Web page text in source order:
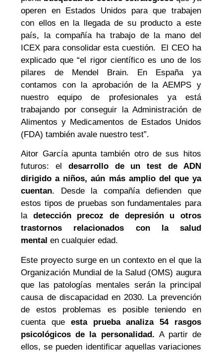
operen en Estados Unidos para que trabajen
con ellos en la llegada de su producto a este
país, la compañía ha trabajo de la mano del
ICEX para consolidar esta cuestión. El CEO ha
explicado que “el rigor científico es uno de los
pilares de Mendel Brain. En España ya
contamos con la aprobación de la AEMPS y
nuestro equipo de profesionales ya está
trabajando por conseguir la Administración de
Alimentos y Medicamentos de Estados Unidos
(FDA) también avale nuestro test”.
Aitor García apunta también otro de sus hitos
futuros: el desarrollo de un test de ADN
dirigido a niños, aún más amplio del que ya
cuentan. Desde la compañía defienden que
estos tipos de pruebas son fundamentales para
la detección precoz de depresión u otros
trastornos relacionados con la salud
mentalen cualquier edad.
Este proyecto surge en un contexto en el que la
Organización Mundial de la Salud (OMS) augura
que las patologías mentales serán la principal
causa de discapacidad en 2030. La prevención
de estos problemas es posible teniendo en
cuenta que esta prueba analiza 54 rasgos
psicológicos de la personalidad. A partir de
ellos, se pueden identificar aquellas variaciones